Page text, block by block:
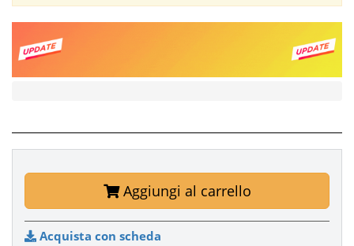
TEMATICHE
Aggiungi al carrello
Acquista con scheda